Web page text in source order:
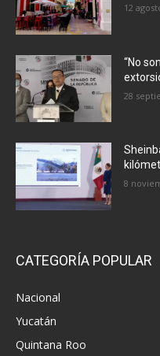
12
“No
28
8
CATEGORÍA POPULAR
Nacional
Yucatán
Quintana Roo